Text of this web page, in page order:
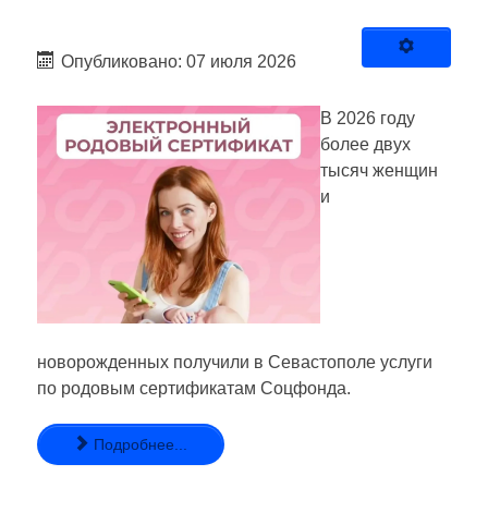
Опубликовано: 07 июля 2026
В 2026 году
более двух
тысяч женщин
и
новорожденных получили в Севастополе услуги
по родовым сертификатам Соцфонда.
Подробнее...